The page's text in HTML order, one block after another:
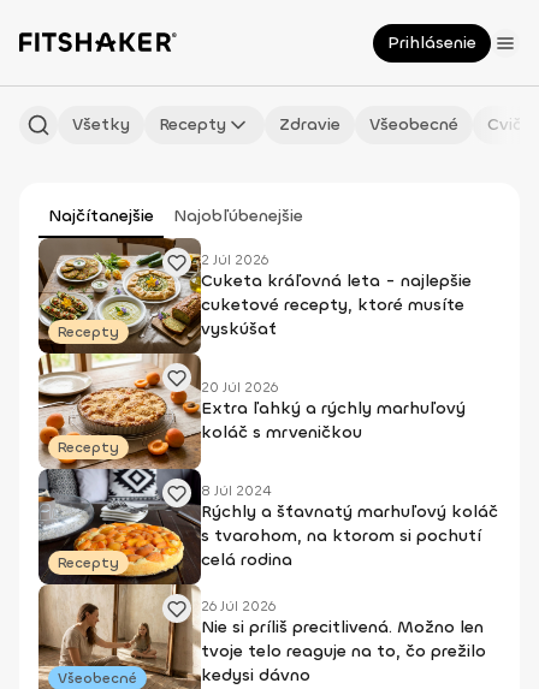
Prihlásenie
Všetky Recepty Zdravie Všeobecné
Najčítanejšie Najobľúbenejšie
Recepty
2 Júl 2026
Cuketa kráľovná leta - najlepšie
cuketové recepty, ktoré musíte
vyskúšať
Recepty
20 Júl 2026
Extra ľahký a rýchly marhuľový
koláč s mrveničkou
Recepty
8 Júl 2024
Rýchly a šťavnatý marhuľový koláč
s tvarohom, na ktorom si pochutí
celá rodina
Všeobecné
26 Júl 2026
Nie si príliš precitlivená. Možno len
tvoje telo reaguje na to, čo prežilo
kedysi dávno